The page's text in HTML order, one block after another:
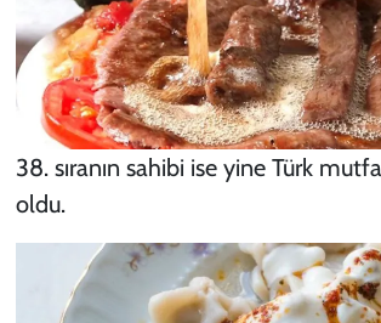
38. sıranın sahibi ise yine Türk
oldu.